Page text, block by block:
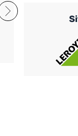
Beige